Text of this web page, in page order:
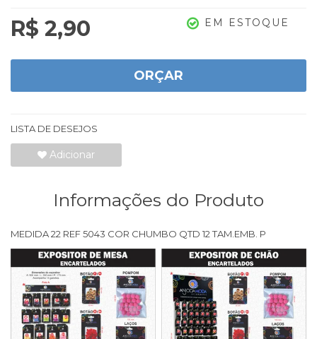
R$ 2,90 EM ESTOQUE
ORÇAR
LISTA DE DESEJOS
Adicionar
Informações do Produto
MEDIDA 22 REF 5043 COR CHUMBO QTD 12 TAM.EMB. P